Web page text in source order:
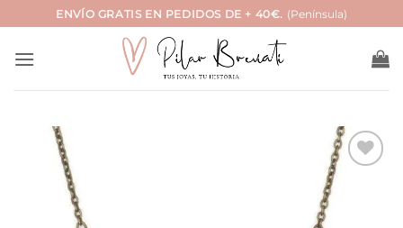
al
contenido
ENVÍO GRATIS EN PEDIDOS DE + 40€. (Península)